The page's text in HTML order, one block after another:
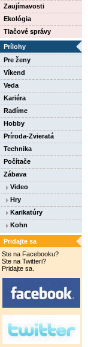
Zaujímavosti
Ekológia
Tlačové správy
Prílohy
Pre ženy
Víkend
Veda
Kariéra
Radíme
Hobby
Príroda-Zvieratá
Technika
Počítače
Zábava
Video
Hry
Karikatúry
Kohn
Pridajte sa
Ste na Facebooku?
Ste na Twitteri?
Pridajte sa.